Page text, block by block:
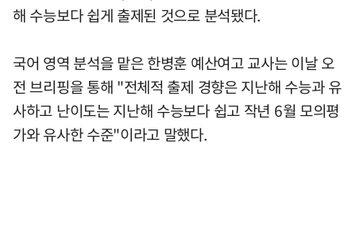
해 수능보다 쉽게 출제된 것으로 분석됐다.
국어 영역 분석을 맡은 한병훈 예산여고 교사는 이날 오
전 브리핑을 통해 "전체적 출제 경향은 지난해 수능과 유
사하고 난이도는 지난해 수능보다 쉽고 작년 6월 모의평
가와 유사한 수준"이라고 말했다.